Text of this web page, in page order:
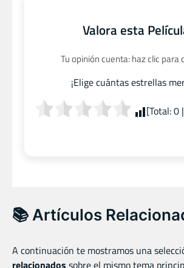
Valora esta
Tu opinión cuenta: haz clic para
¡Elige cuántas estrellas
[Total:0|
📚 Artículos
A continuación te mostramos una
relacionados sobre el mismo tema